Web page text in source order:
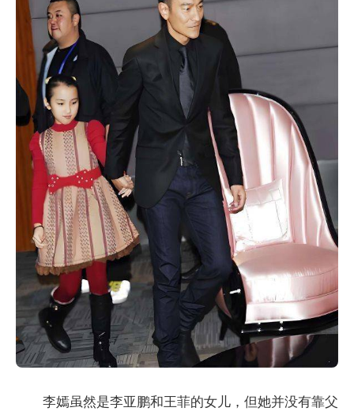
李嫣虽然是李亚鹏和王菲的女儿，但她并没有靠父